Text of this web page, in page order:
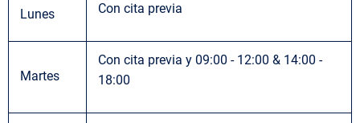
Lunes Con cita previa
Martes
Con cita previa y 09:00 - 12:00 & 14:00 -
18:00